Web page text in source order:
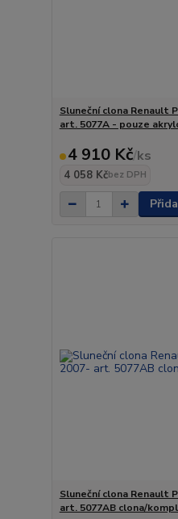
Sluneční clona Renault
art. 5077A - pouze
4 910 Kč/ks
4 058 Kčbez DPH
Sluneční clona Renault
art. 5077AB clona/